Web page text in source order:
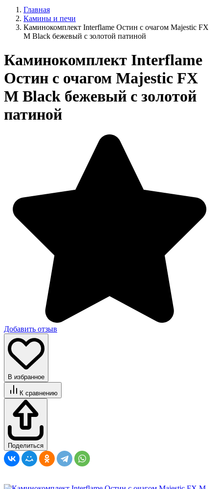
Главная
Камины и печи
Каминокомплект Interflame Остин с очагом Majestic FX
M Black бежевый с золотой патиной
Каминокомплект Interflame
Остин с очагом Majestic FX
M Black бежевый с золотой
патиной
Добавить отзыв
В избранное
К сравнению
Поделиться